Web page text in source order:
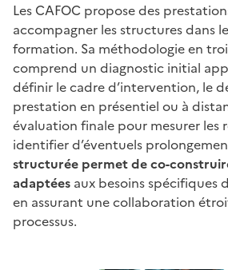
Les CAFOC propose des
accompagner les structures dans
formation. Sa méthodologie en
comprend un diagnostic initial
définir le cadre d’intervention, le
prestation en présentiel ou à
évaluation finale pour mesurer les
identifier d’éventuels
structurée permet de co-
adaptées aux besoins spécifiques
en assurant une collaboration
processus.